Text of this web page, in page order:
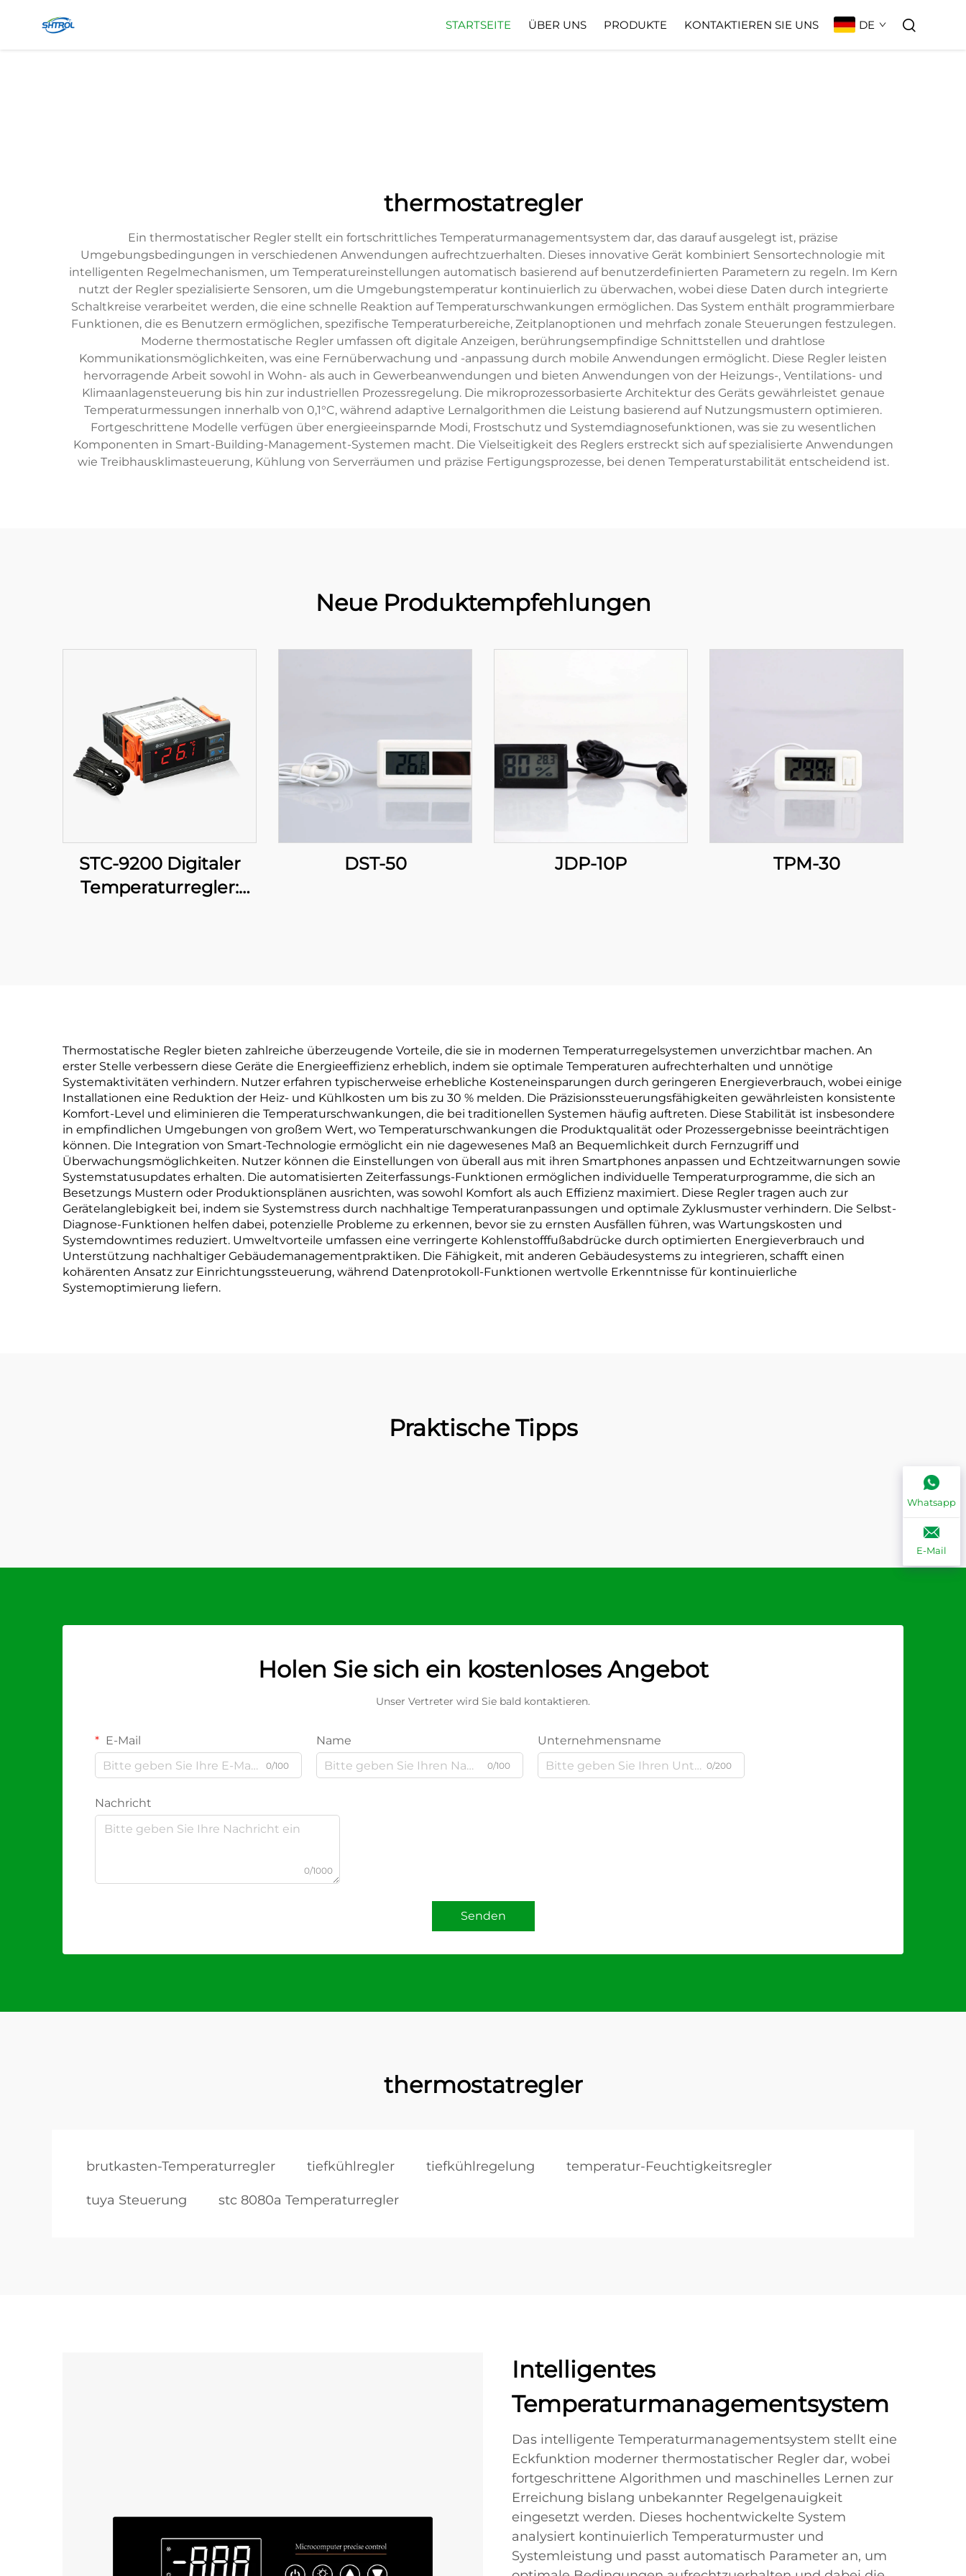
STARTSEITE ÜBER UNS PRODUKTE KONTAKTIEREN SIE UNS DE
thermostatregler
Ein thermostatischer Regler stellt ein fortschrittliches Temperaturmanagementsystem dar, das darauf ausgelegt ist, präzise
Umgebungsbedingungen in verschiedenen Anwendungen aufrechtzuerhalten. Dieses innovative Gerät kombiniert Sensortechnologie mit
intelligenten Regelmechanismen, um Temperatureinstellungen automatisch basierend auf benutzerdefinierten Parametern zu regeln. Im Kern
nutzt der Regler spezialisierte Sensoren, um die Umgebungstemperatur kontinuierlich zu überwachen, wobei diese Daten durch integrierte
Schaltkreise verarbeitet werden, die eine schnelle Reaktion auf Temperaturschwankungen ermöglichen. Das System enthält programmierbare
Funktionen, die es Benutzern ermöglichen, spezifische Temperaturbereiche, Zeitplanoptionen und mehrfach zonale Steuerungen festzulegen.
Moderne thermostatische Regler umfassen oft digitale Anzeigen, berührungsempfindige Schnittstellen und drahtlose
Kommunikationsmöglichkeiten, was eine Fernüberwachung und -anpassung durch mobile Anwendungen ermöglicht. Diese Regler leisten
hervorragende Arbeit sowohl in Wohn- als auch in Gewerbeanwendungen und bieten Anwendungen von der Heizungs-, Ventilations- und
Klimaanlagensteuerung bis hin zur industriellen Prozessregelung. Die mikroprozessorbasierte Architektur des Geräts gewährleistet genaue
Temperaturmessungen innerhalb von 0,1°C, während adaptive Lernalgorithmen die Leistung basierend auf Nutzungsmustern optimieren.
Fortgeschrittene Modelle verfügen über energieeinsparnde Modi, Frostschutz und Systemdiagnosefunktionen, was sie zu wesentlichen
Komponenten in Smart-Building-Management-Systemen macht. Die Vielseitigkeit des Reglers erstreckt sich auf spezialisierte Anwendungen
wie Treibhausklimasteuerung, Kühlung von Serverräumen und präzise Fertigungsprozesse, bei denen Temperaturstabilität entscheidend ist.
Neue Produktempfehlungen
STC-9200 Digitaler
Temperaturregler:
DST-50 JDP-10P TPM-30
Thermostatische Regler bieten zahlreiche überzeugende Vorteile, die sie in modernen Temperaturregelsystemen unverzichtbar machen. An
erster Stelle verbessern diese Geräte die Energieeffizienz erheblich, indem sie optimale Temperaturen aufrechterhalten und unnötige
Systemaktivitäten verhindern. Nutzer erfahren typischerweise erhebliche Kosteneinsparungen durch geringeren Energieverbrauch, wobei einige
Installationen eine Reduktion der Heiz- und Kühlkosten um bis zu 30 % melden. Die Präzisionssteuerungsfähigkeiten gewährleisten konsistente
Komfort-Level und eliminieren die Temperaturschwankungen, die bei traditionellen Systemen häufig auftreten. Diese Stabilität ist insbesondere
in empfindlichen Umgebungen von großem Wert, wo Temperaturschwankungen die Produktqualität oder Prozessergebnisse beeinträchtigen
können. Die Integration von Smart-Technologie ermöglicht ein nie dagewesenes Maß an Bequemlichkeit durch Fernzugriff und
Überwachungsmöglichkeiten. Nutzer können die Einstellungen von überall aus mit ihren Smartphones anpassen und Echtzeitwarnungen sowie
Systemstatusupdates erhalten. Die automatisierten Zeiterfassungs-Funktionen ermöglichen individuelle Temperaturprogramme, die sich an
Besetzungs Mustern oder Produktionsplänen ausrichten, was sowohl Komfort als auch Effizienz maximiert. Diese Regler tragen auch zur
Gerätelanglebigkeit bei, indem sie Systemstress durch nachhaltige Temperaturanpassungen und optimale Zyklusmuster verhindern. Die Selbst-
Diagnose-Funktionen helfen dabei, potenzielle Probleme zu erkennen, bevor sie zu ernsten Ausfällen führen, was Wartungskosten und
Systemdowntimes reduziert. Umweltvorteile umfassen eine verringerte Kohlenstofffußabdrücke durch optimierten Energieverbrauch und
Unterstützung nachhaltiger Gebäudemanagementpraktiken. Die Fähigkeit, mit anderen Gebäudesystems zu integrieren, schafft einen
kohärenten Ansatz zur Einrichtungssteuerung, während Datenprotokoll-Funktionen wertvolle Erkenntnisse für kontinuierliche
Systemoptimierung liefern.
Praktische Tipps
Holen Sie sich ein kostenloses Angebot
Unser Vertreter wird Sie bald kontaktieren.
E-Mail
0/100
Name
0/100
Unternehmensname
0/200
Nachricht
0/1000
Senden
thermostatregler
brutkasten-Temperaturregler tiefkühlregler tiefkühlregelung temperatur-Feuchtigkeitsregler
tuya Steuerung stc 8080a Temperaturregler
Intelligentes
Temperaturmanagementsystem
Das intelligente Temperaturmanagementsystem stellt eine
Eckfunktion moderner thermostatischer Regler dar, wobei
fortgeschrittene Algorithmen und maschinelles Lernen zur
Erreichung bislang unbekannter Regelgenauigkeit
eingesetzt werden. Dieses hochentwickelte System
analysiert kontinuierlich Temperaturmuster und
Systemleistung und passt automatisch Parameter an, um
Whatsapp
E-Mail